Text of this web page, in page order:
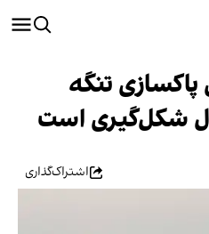
پاکسازی تنگه
شکل‌گیری است
اشتراک‌گذاری